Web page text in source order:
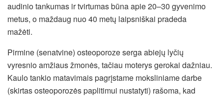
audinio tankumas ir tvirtumas būna apie 20–30 gyvenimo
metus, o maždaug nuo 40 metų laipsniškai pradeda
mažėti.
Pirmine (senatvine) osteoporoze serga abiejų lyčių
vyresnio amžiaus žmonės, tačiau moterys gerokai dažniau.
Kaulo tankio matavimais pagrįstame moksliniame darbe
(skirtas osteoporozės paplitimui nustatyti) rašoma, kad